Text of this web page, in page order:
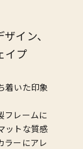
イン、
イプ
着いた印象
フレームに
ットな質感
ラーにアレ